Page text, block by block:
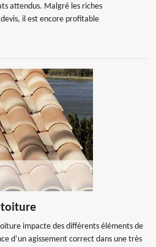
attendus. Malgré les riches
il est encore profitable
toiture
impacte des différents éléments de
d’un agissement correct dans une très